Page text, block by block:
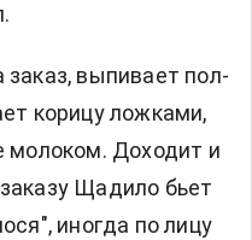
выпивает пол-
корицу ложками,
молоком. Доходит и
Щадило бьет
иногда по лицу